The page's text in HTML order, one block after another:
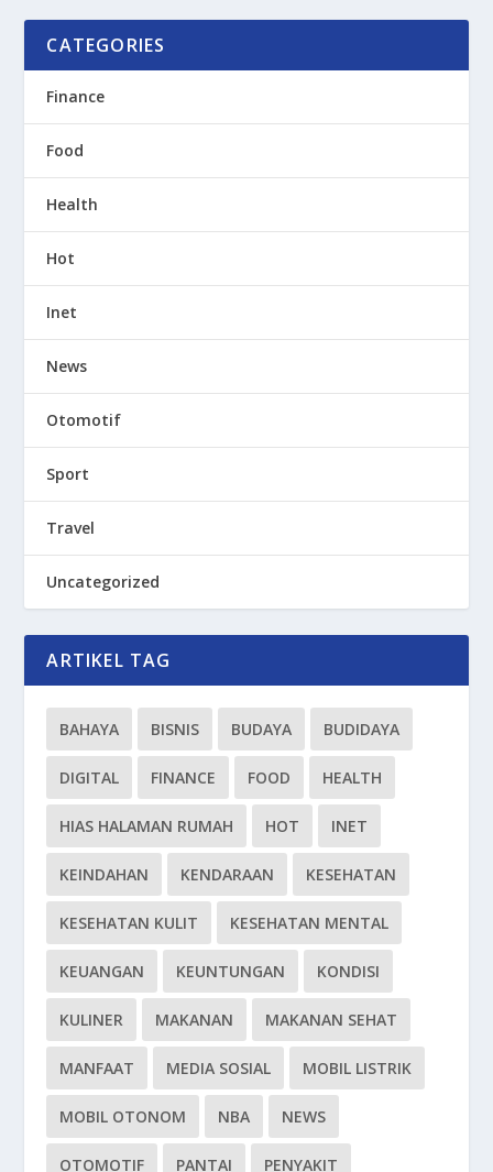
CATEGORIES
Finance
Food
Health
Hot
Inet
News
Otomotif
Sport
Travel
Uncategorized
ARTIKEL TAG
BAHAYA BISNIS BUDAYA BUDIDAYA
DIGITAL FINANCE FOOD HEALTH
HIAS HALAMAN RUMAH HOT INET
KEINDAHAN KENDARAAN KESEHATAN
KESEHATAN KULIT KESEHATAN MENTAL
KEUANGAN KEUNTUNGAN KONDISI
KULINER MAKANAN MAKANAN SEHAT
MANFAAT MEDIA SOSIAL MOBIL LISTRIK
MOBIL OTONOM NBA NEWS
OTOMOTIF PANTAI PENYAKIT